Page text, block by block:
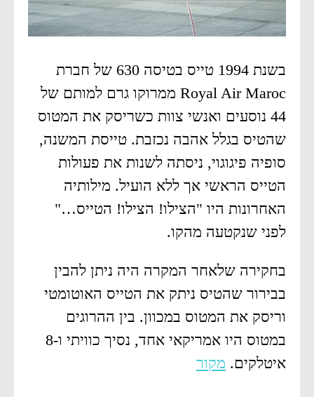
בשנת 1994 טייס בטיסה 630 של חברת
Royal Air Maroc ממרוקו גרם למותם של
44 נוסעים ואנשי צוות כשריסק את המטוס
שהטיס בגלל אהבה נכזבת. טייסת המשנה,
סופיה פיגוגוי, ניסתה לשנות את פעולות
הטייס הראשי אך ללא הועיל. מילותיה
האחרונות היו "הצילו! הצילו! הטייס…"
לפני שנקטעה מהקו.
בחקירה שלאחר המקרה היה ניתן להבין
בבירור שהטיס ניתק את הטייס האוטומטי
וריסק את המטוס במכוון. בין ההרוגים
במטוס היו אמריקאי אחד, נסיך כוויתי ו-8
איטלקים. מקור